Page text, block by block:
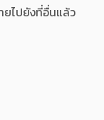
ไปยังที่อื่นแล้ว